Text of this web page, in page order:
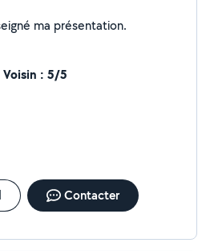
Je n'ai pas encore renseigné ma présentation.
Voisin : 5/5
Contacter